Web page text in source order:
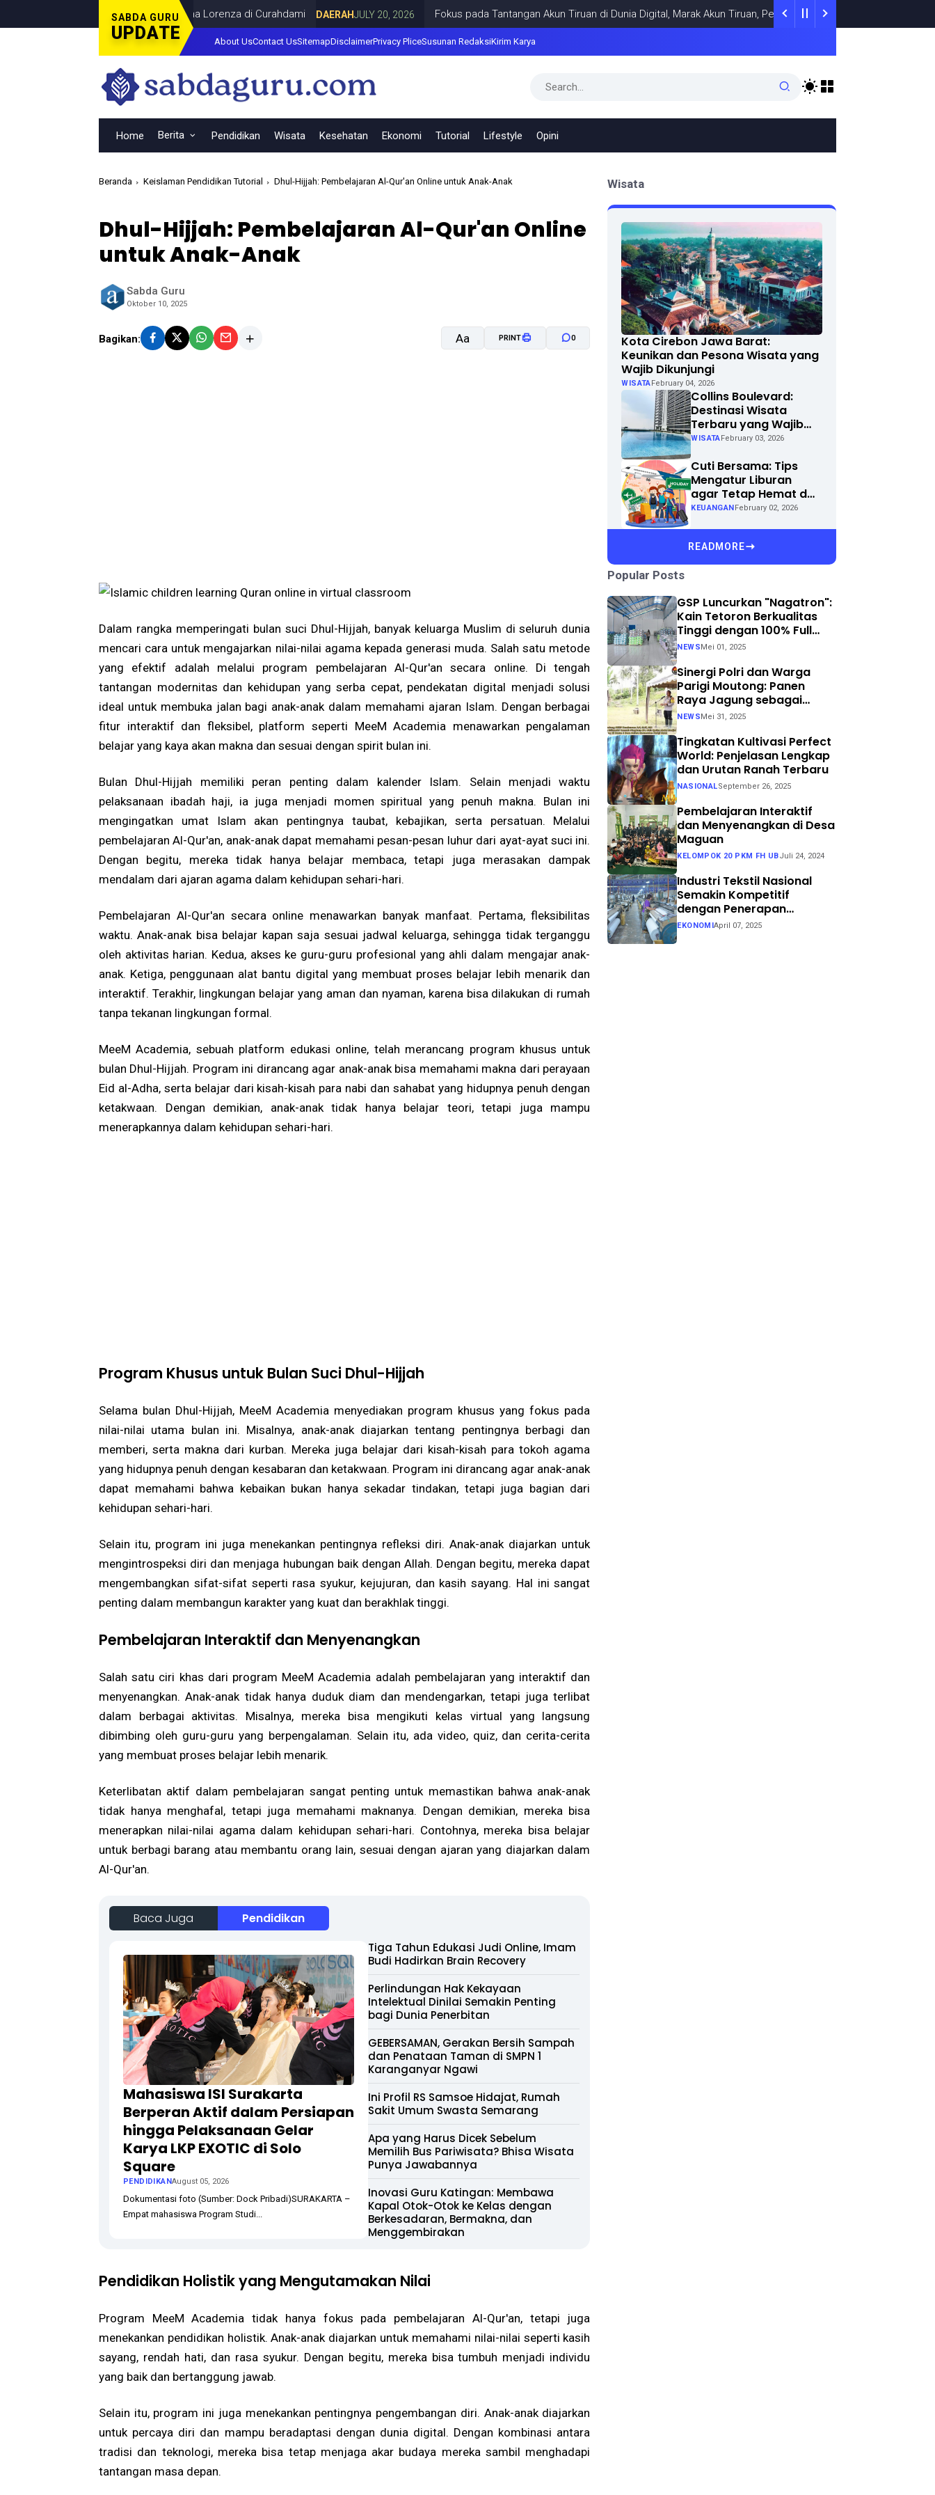
SABDA GURU
UPDATE
Final Piala Dunia Bersama Dina Lorenza di Curahdami DAERAHJULY 20, 2026 Fokus pada Tantangan Akun Tiruan di Dunia Digital, Marak Akun Tiruan, Pengelola TikTok @samsungstore.ta
About UsContact UsSitemapDisclaimerPrivacy PliceSusunan RedaksiKirim Karya
Home Berita Pendidikan Wisata Kesehatan Ekonomi Tutorial Lifestyle Opini
Beranda Keislaman Pendidikan Tutorial Dhul-Hijjah: Pembelajaran Al-Qur'an Online untuk Anak-Anak
Dhul-Hijjah: Pembelajaran Al-Qur'an Online
untuk Anak-Anak
Sabda Guru
Oktober 10, 2025
Bagikan: Aa PRINT 0
Dalam rangka memperingati bulan suci Dhul-Hijjah, banyak keluarga Muslim di seluruh dunia
mencari cara untuk mengajarkan nilai-nilai agama kepada generasi muda. Salah satu metode
yang efektif adalah melalui program pembelajaran Al-Qur'an secara online. Di tengah
tantangan modernitas dan kehidupan yang serba cepat, pendekatan digital menjadi solusi
ideal untuk membuka jalan bagi anak-anak dalam memahami ajaran Islam. Dengan berbagai
fitur interaktif dan fleksibel, platform seperti MeeM Academia menawarkan pengalaman
belajar yang kaya akan makna dan sesuai dengan spirit bulan ini.
Bulan Dhul-Hijjah memiliki peran penting dalam kalender Islam. Selain menjadi waktu
pelaksanaan ibadah haji, ia juga menjadi momen spiritual yang penuh makna. Bulan ini
mengingatkan umat Islam akan pentingnya taubat, kebajikan, serta persatuan. Melalui
pembelajaran Al-Qur'an, anak-anak dapat memahami pesan-pesan luhur dari ayat-ayat suci ini.
Dengan begitu, mereka tidak hanya belajar membaca, tetapi juga merasakan dampak
mendalam dari ajaran agama dalam kehidupan sehari-hari.
Pembelajaran Al-Qur'an secara online menawarkan banyak manfaat. Pertama, fleksibilitas
waktu. Anak-anak bisa belajar kapan saja sesuai jadwal keluarga, sehingga tidak terganggu
oleh aktivitas harian. Kedua, akses ke guru-guru profesional yang ahli dalam mengajar anak-
anak. Ketiga, penggunaan alat bantu digital yang membuat proses belajar lebih menarik dan
interaktif. Terakhir, lingkungan belajar yang aman dan nyaman, karena bisa dilakukan di rumah
tanpa tekanan lingkungan formal.
MeeM Academia, sebuah platform edukasi online, telah merancang program khusus untuk
bulan Dhul-Hijjah. Program ini dirancang agar anak-anak bisa memahami makna dari perayaan
Eid al-Adha, serta belajar dari kisah-kisah para nabi dan sahabat yang hidupnya penuh dengan
ketakwaan. Dengan demikian, anak-anak tidak hanya belajar teori, tetapi juga mampu
menerapkannya dalam kehidupan sehari-hari.
Program Khusus untuk Bulan Suci Dhul-Hijjah
Selama bulan Dhul-Hijjah, MeeM Academia menyediakan program khusus yang fokus pada
nilai-nilai utama bulan ini. Misalnya, anak-anak diajarkan tentang pentingnya berbagi dan
memberi, serta makna dari kurban. Mereka juga belajar dari kisah-kisah para tokoh agama
yang hidupnya penuh dengan kesabaran dan ketakwaan. Program ini dirancang agar anak-anak
dapat memahami bahwa kebaikan bukan hanya sekadar tindakan, tetapi juga bagian dari
kehidupan sehari-hari.
Selain itu, program ini juga menekankan pentingnya refleksi diri. Anak-anak diajarkan untuk
mengintrospeksi diri dan menjaga hubungan baik dengan Allah. Dengan begitu, mereka dapat
mengembangkan sifat-sifat seperti rasa syukur, kejujuran, dan kasih sayang. Hal ini sangat
penting dalam membangun karakter yang kuat dan berakhlak tinggi.
Pembelajaran Interaktif dan Menyenangkan
Salah satu ciri khas dari program MeeM Academia adalah pembelajaran yang interaktif dan
menyenangkan. Anak-anak tidak hanya duduk diam dan mendengarkan, tetapi juga terlibat
dalam berbagai aktivitas. Misalnya, mereka bisa mengikuti kelas virtual yang langsung
dibimbing oleh guru-guru yang berpengalaman. Selain itu, ada video, quiz, dan cerita-cerita
yang membuat proses belajar lebih menarik.
Keterlibatan aktif dalam pembelajaran sangat penting untuk memastikan bahwa anak-anak
tidak hanya menghafal, tetapi juga memahami maknanya. Dengan demikian, mereka bisa
menerapkan nilai-nilai agama dalam kehidupan sehari-hari. Contohnya, mereka bisa belajar
untuk berbagi barang atau membantu orang lain, sesuai dengan ajaran yang diajarkan dalam
Al-Qur'an.
Baca Juga Pendidikan
Mahasiswa ISI Surakarta
Berperan Aktif dalam Persiapan
hingga Pelaksanaan Gelar
Karya LKP EXOTIC di Solo
Square
PENDIDIKANAugust 05, 2026
Dokumentasi foto (Sumber: Dock Pribadi)SURAKARTA –
Empat mahasiswa Program Studi...
Tiga Tahun Edukasi Judi Online, Imam
Budi Hadirkan Brain Recovery
Perlindungan Hak Kekayaan
Intelektual Dinilai Semakin Penting
bagi Dunia Penerbitan
GEBERSAMAN, Gerakan Bersih Sampah
dan Penataan Taman di SMPN 1
Karanganyar Ngawi
Ini Profil RS Samsoe Hidajat, Rumah
Sakit Umum Swasta Semarang
Apa yang Harus Dicek Sebelum
Memilih Bus Pariwisata? Bhisa Wisata
Punya Jawabannya
Inovasi Guru Katingan: Membawa
Kapal Otok-Otok ke Kelas dengan
Berkesadaran, Bermakna, dan
Menggembirakan
Pendidikan Holistik yang Mengutamakan Nilai
Program MeeM Academia tidak hanya fokus pada pembelajaran Al-Qur'an, tetapi juga
menekankan pendidikan holistik. Anak-anak diajarkan untuk memahami nilai-nilai seperti kasih
sayang, rendah hati, dan rasa syukur. Dengan begitu, mereka bisa tumbuh menjadi individu
yang baik dan bertanggung jawab.
Selain itu, program ini juga menekankan pentingnya pengembangan diri. Anak-anak diajarkan
untuk percaya diri dan mampu beradaptasi dengan dunia digital. Dengan kombinasi antara
tradisi dan teknologi, mereka bisa tetap menjaga akar budaya mereka sambil menghadapi
tantangan masa depan.
Wisata
Kota Cirebon Jawa Barat:
Keunikan dan Pesona Wisata yang
Wajib Dikunjungi
WISATA February 04, 2026
Collins Boulevard:
Destinasi Wisata
Terbaru yang Wajib
Dikunjungi di Kota
WISATA February 03, 2026
Cuti Bersama: Tips
Mengatur Liburan
agar Tetap Hemat dan
Menyenangkan
KEUANGAN February 02, 2026
READMORE
Popular Posts
GSP Luncurkan "Nagatron":
Kain Tetoron Berkualitas
Tinggi dengan 100% Full
Process
NEWS Mei 01, 2025
Sinergi Polri dan Warga
Parigi Moutong: Panen
Raya Jagung sebagai
Langkah Nyata Menuju
NEWS Mei 31, 2025
Tingkatan Kultivasi Perfect
World: Penjelasan Lengkap
dan Urutan Ranah Terbaru
NASIONALSeptember 26, 2025
Pembelajaran Interaktif
dan Menyenangkan di Desa
Maguan
KELOMPOK 20 PKM FH UBJuli 24, 2024
Industri Tekstil Nasional
Semakin Kompetitif
dengan Penerapan
Teknologi Air Jet Loom dan
EKONOMIApril 07, 2025